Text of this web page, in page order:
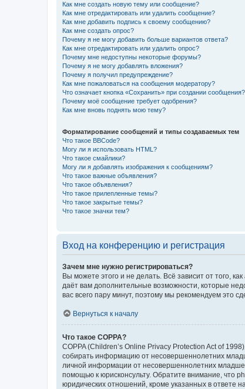
Как мне создать новую тему или сообщение?
Как мне отредактировать или удалить сообщение?
Как мне добавить подпись к своему сообщению?
Как мне создать опрос?
Почему я не могу добавить больше вариантов ответа?
Как мне отредактировать или удалить опрос?
Почему мне недоступны некоторые форумы?
Почему я не могу добавлять вложения?
Почему я получил предупреждение?
Как мне пожаловаться на сообщения модератору?
Что означает кнопка «Сохранить» при создании сообщения?
Почему моё сообщение требует одобрения?
Как мне вновь поднять мою тему?
Форматирование сообщений и типы создаваемых тем
Что такое BBCode?
Могу ли я использовать HTML?
Что такое смайлики?
Могу ли я добавлять изображения к сообщениям?
Что такое важные объявления?
Что такое объявления?
Что такое прилепленные темы?
Что такое закрытые темы?
Что такое значки тем?
Вход на конференцию и регистрация
Зачем мне нужно регистрироваться?
Вы можете этого и не делать. Всё зависит от того,
даёт вам дополнительные возможности, которые
вас всего пару минут, поэтому мы рекомендуем это
Вернуться к началу
Что такое COPPA?
COPPA (Children’s Online Privacy Protection Act of
собирать информацию от несовершеннолетних
личной информации от несовершеннолетних младше
помощью к юрисконсульту. Обратите внимание, что
юридических отношений, кроме указанных в ответе